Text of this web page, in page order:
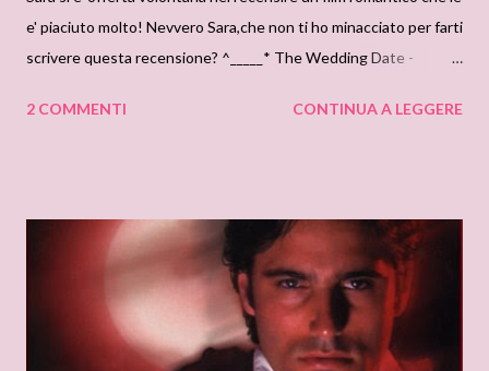
e' piaciuto molto! Nevvero Sara,che non ti ho minacciato per farti
scrivere questa recensione? ^_____* The Wedding Date -
Mulroney Regia: Clare Kilner. Una commedia americana
matrimonio della sorellastra. Ma ritornare in Inghilterra, dove è
cresciuta, significa affrontare tutti i suoi demoni personali: il suo
ex-ragazzo, la sua solitudine, la sua infelicità. Decide di affrontarli
pagando un gigolò che la accompagni e che finga di essere il suo
compagno. Iniziano così le (dis)avventure di Kat. Tra partite di
2 COMMENTI CONTINUA A LEGGERE